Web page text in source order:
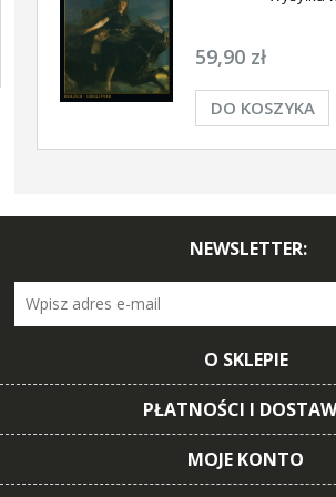
59,90 zł
DO KOSZYKA
NEWSLETTER:
O SKLEPIE
PŁATNOŚCI I
MOJE KONTO